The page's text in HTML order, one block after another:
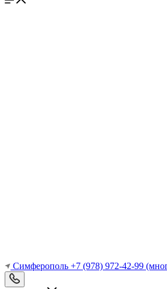
Симферополь +7 (978) 972-42-99